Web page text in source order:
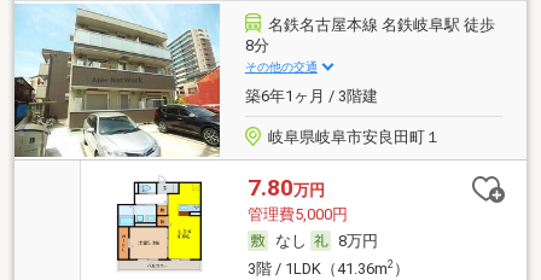
名鉄名古屋本線 名鉄岐阜駅 徒歩
8分
その他の交通
築6年1ヶ月 / 3階建
岐阜県岐阜市安良田町１
7.80万円
管理費5,000円
なし
8万円
3階 / 1LDK（41.36m2）